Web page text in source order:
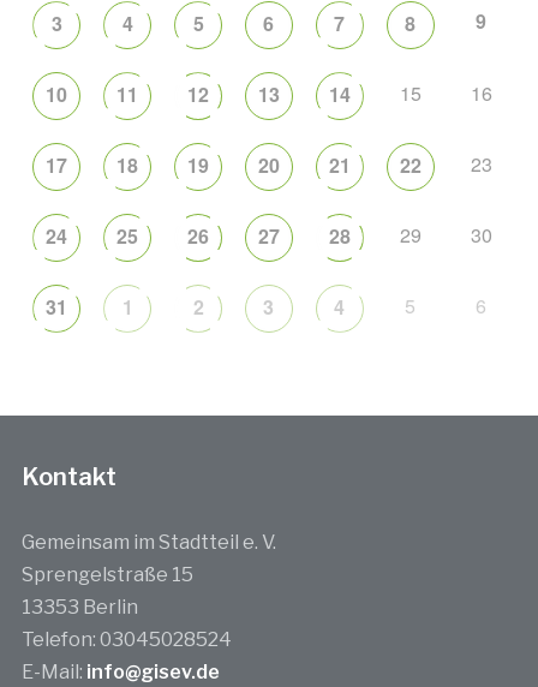
3 4 5 6 7 8 9
10 11 12 13 14 15 16
17 18 19 20 21 22 23
24 25 26 27 28 29 30
31 1 2 3 4 5 6
Kontakt
Gemeinsam im Stadtteil e. V.
Sprengelstraße 15
13353 Berlin
Telefon: 03045028524
E-Mail: info@gisev.de